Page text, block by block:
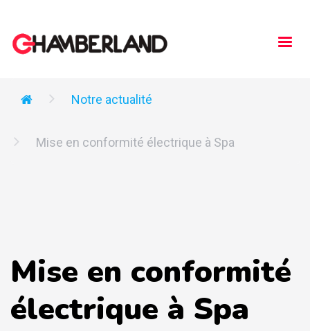
Notre actualité
Mise en conformité électrique à Spa
Mise en conformité
électrique à Spa